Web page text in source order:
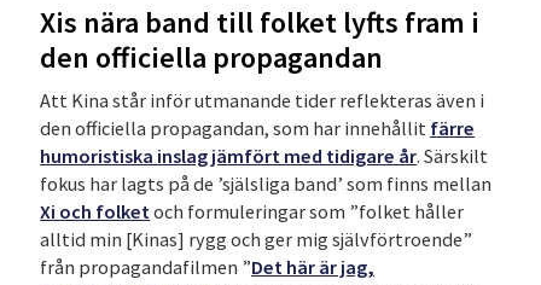
Xis nära band till folket lyfts fram i
den officiella propagandan
Att Kina står inför utmanande tider reflekteras även i
den officiella propagandan, som har innehållit färre
humoristiska inslag jämfört med tidigare år. Särskilt
fokus har lagts på de ’själsliga band’ som finns mellan
Xi och folketoch formuleringar som ”folket håller
alltid min [Kinas] rygg och ger mig självförtroende”
från propagandafilmen ”Det här är jag,